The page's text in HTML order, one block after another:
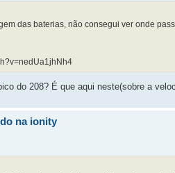
das baterias, não consegui ver onde
do 208? É que aqui neste(sobre a
na ionity